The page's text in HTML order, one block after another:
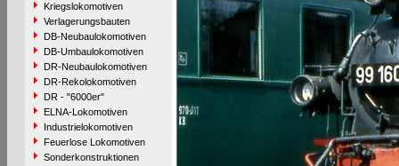
Kriegslokomotiven
Verlagerungsbauten
DB-Neubaulokomotiven
DB-Umbaulokomotiven
DR-Neubaulokomotiven
DR-Rekolokomotiven
DR - "6000er"
ELNA-Lokomotiven
Industrielokomotiven
Feuerlose Lokomotiven
Sonderkonstruktionen